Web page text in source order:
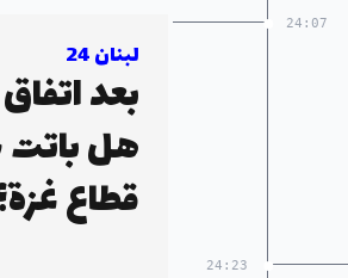
24:07
لبنان 24
بعد
هل
قطاع
24:23